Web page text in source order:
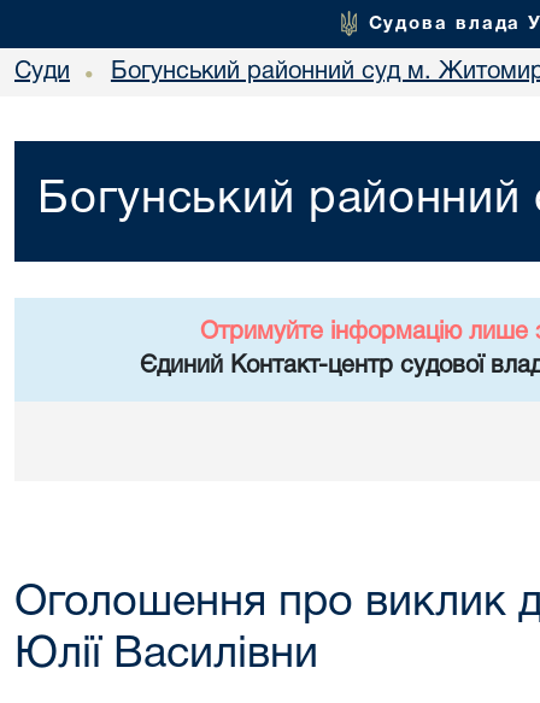
Судова влада
Суди • Богунський районний суд м.
Богунський
Отримуйте інформацію лише
Єдиний Контакт-центр судової
Оголошення про виклик
Юлії Василівни